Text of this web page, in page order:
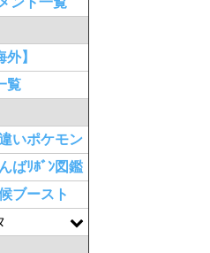
】
覧
いポケモン
ばﾘﾎﾞﾝ図鑑
ブースト